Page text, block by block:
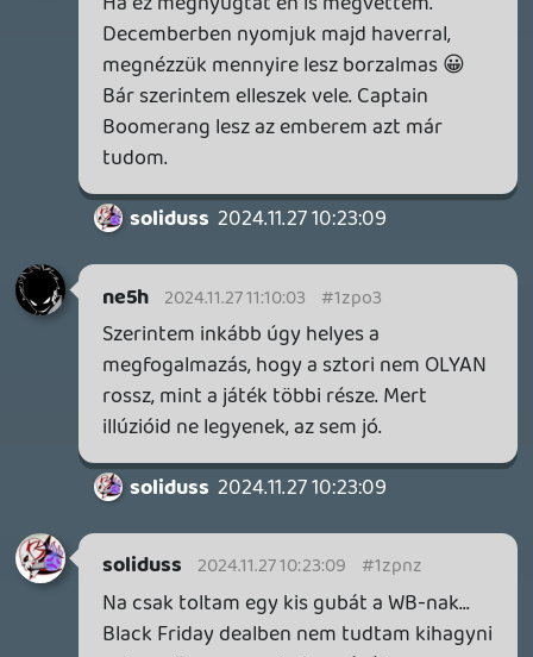
Fieldtom- 11 órája 2036
Éppen milyen zenét hallgatsz?
CHASE- 12 órája 23301
MARATHON
Necroman Mk2- 18 órája 165
Hendrix- 18 órája 321249
Mi Pörög Nálad?
soliduss- 21 órája 22352
VR Oázis
- 1 napja 1478
Hírek
Steam Deck